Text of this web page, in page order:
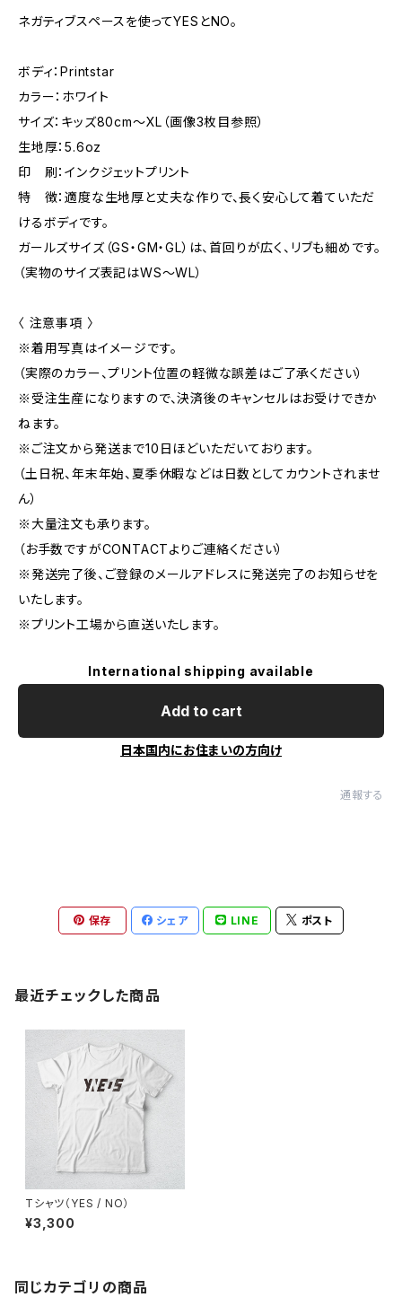
ネガティブスペースを使ってYESとNO。
ボディ：Printstar
カラー：ホワイト
サイズ：キッズ80cm〜XL（画像3枚目参照）
生地厚：5.6oz
印 刷：インクジェットプリント
特 徴：適度な生地厚と丈夫な作りで、長く安心して着ていただ
けるボディです。
ガールズサイズ（GS・GM・GL）は、首回りが広く、リブも細めです。
（実物のサイズ表記はWS～WL）
〈 注意事項 〉
※着用写真はイメージです。
（実際のカラー、プリント位置の軽微な誤差はご了承ください）
※受注生産になりますので、決済後のキャンセルはお受けできか
ねます。
※ご注文から発送まで10日ほどいただいております。
（土日祝、年末年始、夏季休暇などは日数としてカウントされませ
ん）
※大量注文も承ります。
（お手数ですがCONTACTよりご連絡ください）
※発送完了後、ご登録のメールアドレスに発送完了のお知らせを
いたします。
※プリント工場から直送いたします。
International shipping available
Add to cart
日本国内にお住まいの方向け
通報する
保存 シェア LINE ポスト
最近チェックした商品
Tシャツ（YES / NO）
¥3,300
同じカテゴリの商品